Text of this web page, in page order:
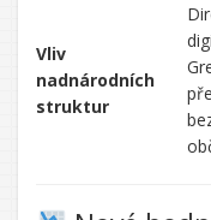
Vliv
nadnárodních
struktur